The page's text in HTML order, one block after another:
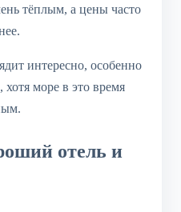
тёплым, а цены часто
интересно, особенно
хотя море в это время
отель и